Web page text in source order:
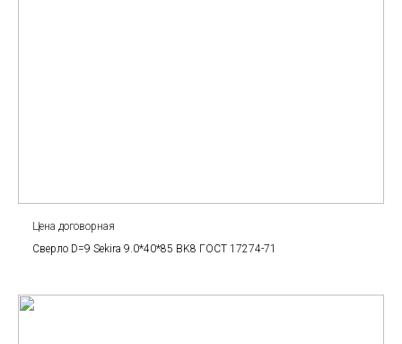
Цена договорная
Сверло D=9 Sekira 9.0*40*85 BK8 ГОСТ 17274-71